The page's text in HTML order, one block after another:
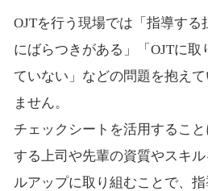
OJTを行う現場では「指導す
にばらつきがある」「OJTに
ていない」などの問題を抱え
ません。
チェックシートを活用するこ
する上司や先輩の資質やスキ
ルアップに取り組むことで、